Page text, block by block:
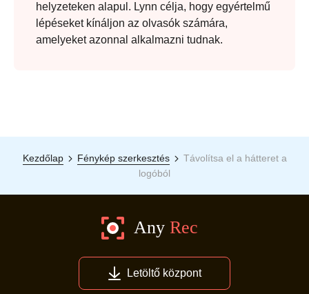
helyzeteken alapul. Lynn célja, hogy egyértelmű
lépéseket kínáljon az olvasók számára,
amelyeket azonnal alkalmazni tudnak.
Kezdőlap Fénykép szerkesztés
Távolítsa el a hátteret a
logóból
Letöltő központ